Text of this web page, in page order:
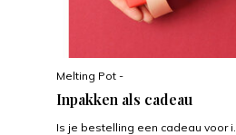
Melting Pot -
Inpakken als cadeau
Is je bestelling een cadeau voor i...